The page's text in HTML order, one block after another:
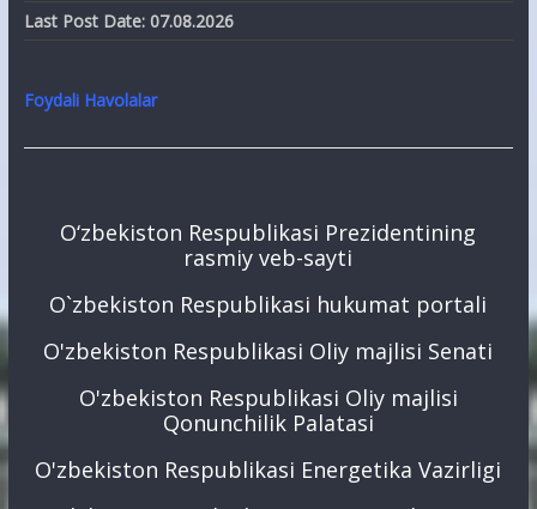
Last Post Date: 07.08.2026
Foydali Havolalar
O‘zbekiston Respublikasi Prezidentining
rasmiy veb-sayti
O`zbekiston Respublikasi hukumat portali
O'zbekiston Respublikasi Oliy majlisi Senati
O'zbekiston Respublikasi Oliy majlisi
Qonunchilik Palatasi
O'zbekiston Respublikasi Energetika Vazirligi